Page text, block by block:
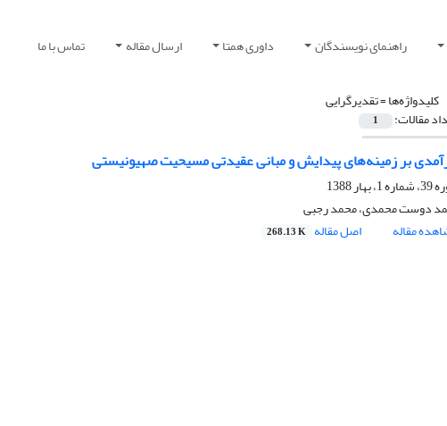
راهنمای نویسندگان داوری همتا ارسال مقاله تماس با ما
کلیدواژه‌ها =تقدیرگرایی
مقالات: 1
بر زمینه‌های پیدایش و مبانی عقیدتی مسیحیت صهیونیستی
بهار 1388
دوست محمدی، محمد رجبی
مقاله
اصل مقاله 268.13 K